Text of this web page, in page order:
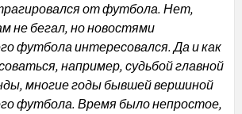
от футбола. Нет,
не бегал, но новостями
футбола интересовался. Да и как
например, судьбой главной
многие годы бывшей вершиной
футбола. Время было непростое,